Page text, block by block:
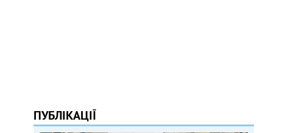
ПУБЛІКАЦІЇ